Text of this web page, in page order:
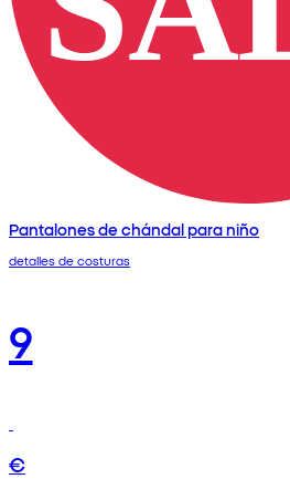
Pantalones de chándal para niño
detalles de costuras
9
€